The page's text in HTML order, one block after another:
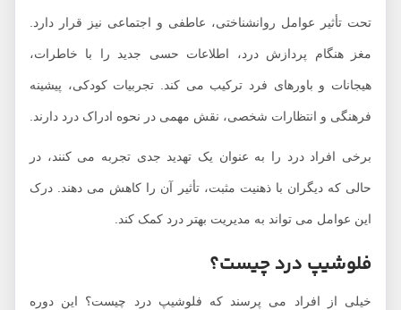
تحت تأثیر عوامل روانشناختی، عاطفی و اجتماعی نیز قرار دارد.
مغز هنگام پردازش درد، اطلاعات حسی جدید را با خاطرات،
هیجانات و باورهای فرد ترکیب می‌ کند. تجربیات کودکی، پیشینه
فرهنگی و انتظارات شخصی، نقش مهمی در نحوه ادراک درد دارند.
برخی افراد درد را به‌ عنوان یک تهدید جدی تجربه می‌ کنند، در
حالی که دیگران با ذهنیت مثبت، تأثیر آن را کاهش می‌ دهند. درک
این عوامل می ‌تواند به مدیریت بهتر درد کمک کند.
فلوشیپ درد چیست؟
خیلی از افراد می پرسند که فلوشیپ درد چیست؟ این دوره